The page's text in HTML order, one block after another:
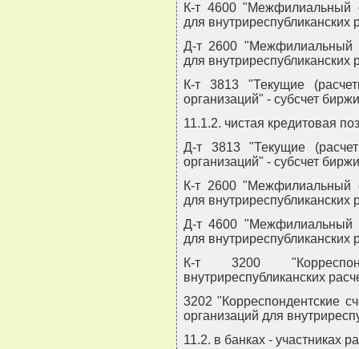
К-т 4600 "Межфилиальный
для внутриреспубликанских
Д-т 2600 "Межфилиальный
для внутриреспубликанских
К-т 3813 "Текущие
организаций" - субсчет
11.1.2. чистая кредитовая
Д-т 3813 "Текущие
организаций" - субсчет биржи
К-т 2600 "Межфилиальный
для внутриреспубликанских
Д-т 4600 "Межфилиальный
для внутриреспубликанских
К-т 3200
внутриреспубликанских
3202 "Корреспондентские
организаций для
11.2. в банках - участниках